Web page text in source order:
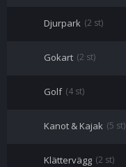
Djurpark (2 st)
Gokart (2 st)
Golf (4 st)
Kanot & Kajak (5 st)
Klättervägg (2 st)